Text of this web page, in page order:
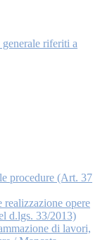
riferiti a
procedure (Art. 37
realizzazione opere
d.lgs. 33/2013)
di lavori,